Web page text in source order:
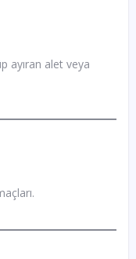
ayıran alet veya